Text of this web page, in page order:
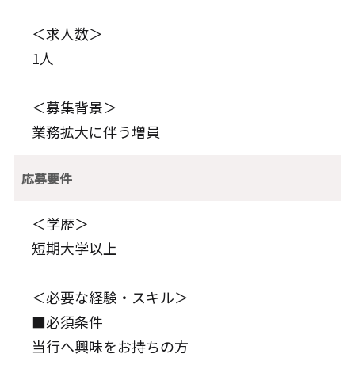
＜求人数＞
1人
＜募集背景＞
業務拡大に伴う増員
応募要件
＜学歴＞
短期大学以上
＜必要な経験・スキル＞
■必須条件
当行へ興味をお持ちの方